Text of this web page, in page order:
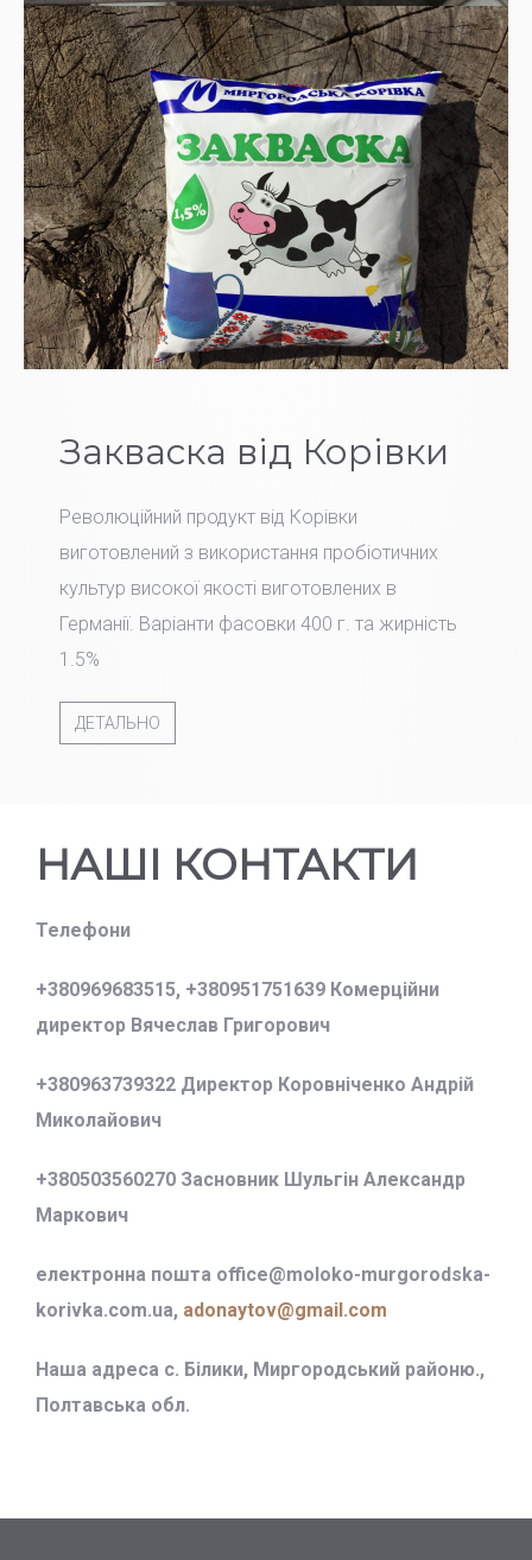
Закваска від Корівки
Революційний продукт від Корівки
виготовлений з використання пробіотичних
культур високої якості виготовлених в
Германії. Варіанти фасовки 400 г. та жирність
1.5%
ДЕТАЛЬНО
НАШІ КОНТАКТИ
Телефони
+380969683515, +380951751639 Комерційни
директор Вячеслав Григорович
+380963739322 Директор Коровніченко Андрій
Миколайович
+380503560270 Засновник Шульгін Александр
Маркович
електронна пошта office@moloko-murgorodska-
korivka.com.ua, adonaytov@gmail.com
Наша адреса с. Білики, Миргородський районю.,
Полтавська обл.